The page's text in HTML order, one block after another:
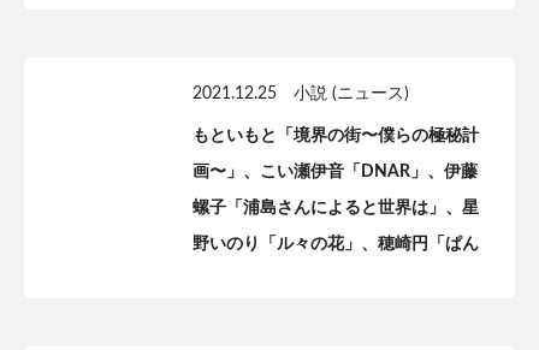
2021.12.25 小説 (ニュース)
もといもと「境界の街〜僕らの極秘計
画〜」、こい瀬伊音「DNAR」、伊藤
螺子「浦島さんによると世界は」、星
野いのり「ル々の花」、穂崎円「ぱん